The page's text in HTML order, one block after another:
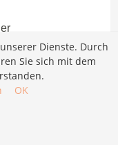
Bewerben
Dienste. Durch
Sie sich mit dem
OK